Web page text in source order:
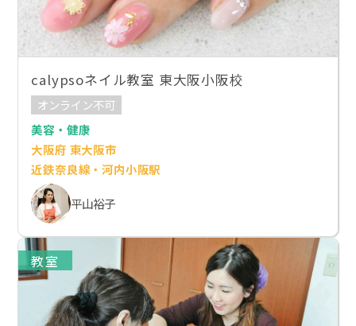
calypsoネイル教室 東大阪小阪校
オンライン不可
美容・健康
大阪府 東大阪市
近鉄奈良線・河内小阪駅
平山裕子
教室